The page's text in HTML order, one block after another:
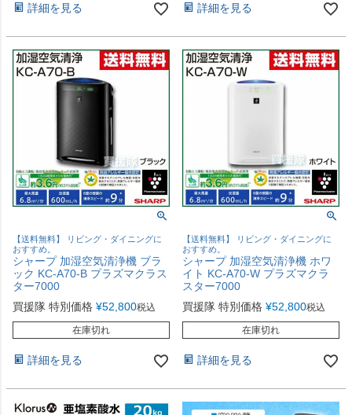
詳細を見る 詳細を見る
【送料無料】 リビング・ダイニングに
おすすめ。
シャープ 加湿空気清浄機 ブラ
ック KC-A70-B プラズマクラス
ター7000
買援隊 特別価格 ¥52,800税込
在庫切れ
詳細を見る
【送料無料】 リビング・ダイニングに
おすすめ。
シャープ 加湿空気清浄機 ホワ
イト KC-A70-W プラズマクラ
スター7000
買援隊 特別価格 ¥52,800税込
在庫切れ
詳細を見る